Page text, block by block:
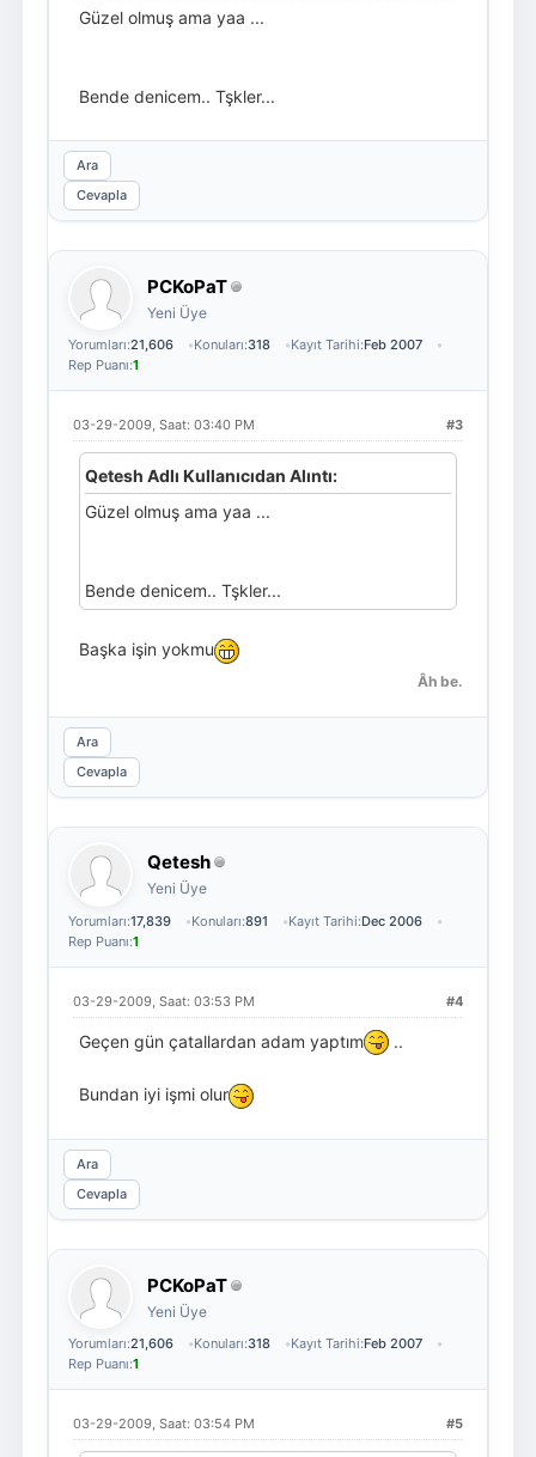
Güzel olmuş ama yaa ...
Bende denicem.. Tşkler...
Ara
Cevapla
PCKoPaT
Yeni Üye
Yorumları:21,606 Konuları:318 Kayıt Tarihi:Feb 2007
Rep Puanı:1
#3
03-29-2009, Saat: 03:40 PM
Qetesh Adlı Kullanıcıdan Alıntı:
Güzel olmuş ama yaa ...
Bende denicem.. Tşkler...
Başka işin yokmu
Âh be.
Ara
Cevapla
Qetesh
Yeni Üye
Yorumları:17,839 Konuları:891 Kayıt Tarihi:Dec 2006
Rep Puanı:1
#4
03-29-2009, Saat: 03:53 PM
Geçen gün çatallardan adam yaptım ..
Bundan iyi işmi olur
Ara
Cevapla
PCKoPaT
Yeni Üye
Yorumları:21,606 Konuları:318 Kayıt Tarihi:Feb 2007
Rep Puanı:1
#5
03-29-2009, Saat: 03:54 PM